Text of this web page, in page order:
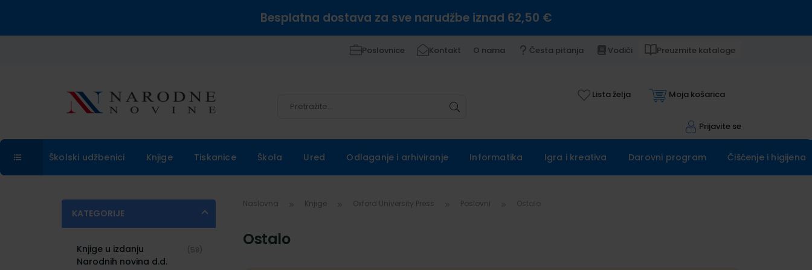
Besplatna dostava za sve narudžbe iznad 62,50 €
Poslovnice Kontakt O nama Česta pitanja Vodiči Preuzmite kataloge
Lista želja Moja košarica
Prijavite se
Školski udžbenici Knjige Tiskanice Škola Ured Odlaganje i arhiviranje Informatika Igra i kreativa Darovni program Čišćenje i higijena
KATEGORIJE
Knjige u izdanju
Narodnih novina d.d.
(58)
Naslovna Knjige Oxford University Press Poslovni
Ostalo